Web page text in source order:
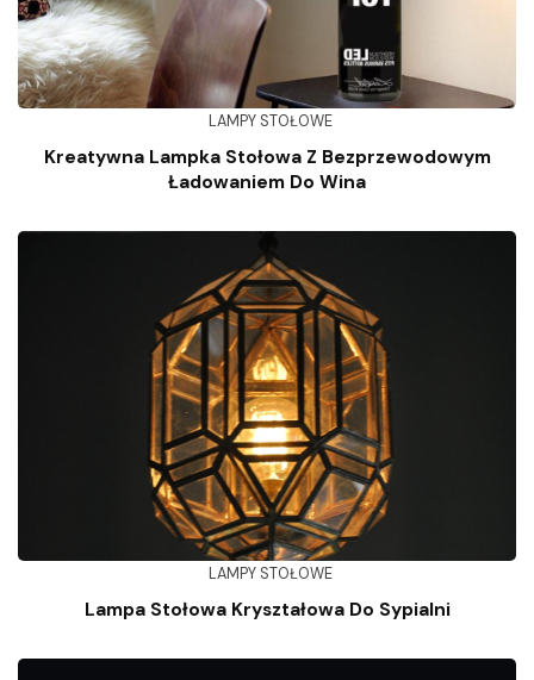
LAMPY STOŁOWE
Kreatywna Lampka Stołowa Z Bezprzewodowym
Ładowaniem Do Wina
LAMPY STOŁOWE
Lampa Stołowa Kryształowa Do Sypialni